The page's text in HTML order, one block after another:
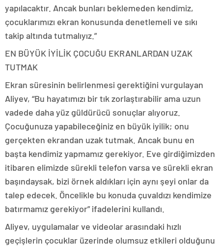
yapılacaktır. Ancak bunları beklemeden kendimiz,
çocuklarımızı ekran konusunda denetlemeli ve sıkı
takip altında tutmalıyız.”
EN BÜYÜK İYİLİK ÇOCUĞU EKRANLARDAN UZAK
TUTMAK
Ekran süresinin belirlenmesi gerektiğini vurgulayan
Aliyev, “Bu hayatımızı bir tık zorlaştırabilir ama uzun
vadede daha yüz güldürücü sonuçlar alıyoruz.
Çocuğunuza yapabileceğiniz en büyük iyilik; onu
gerçekten ekrandan uzak tutmak. Ancak bunu en
başta kendimiz yapmamız gerekiyor. Eve girdiğimizden
itibaren elimizde sürekli telefon varsa ve sürekli ekran
başındaysak, bizi örnek aldıkları için aynı şeyi onlar da
talep edecek. Öncelikle bu konuda çuvaldızı kendimize
batırmamız gerekiyor” ifadelerini kullandı.
Aliyev, uygulamalar ve videolar arasındaki hızlı
geçişlerin çocuklar üzerinde olumsuz etkileri olduğunu